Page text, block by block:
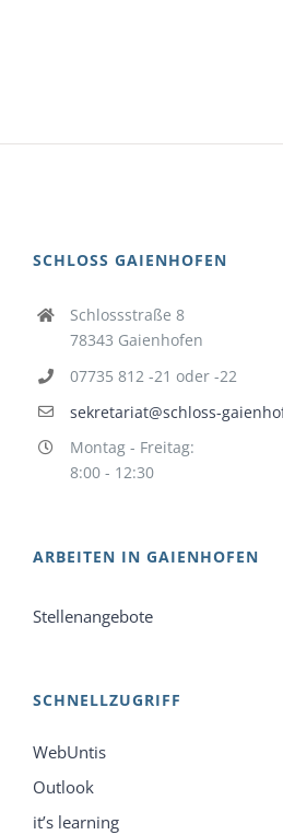
SCHLOSS GAIENHOFEN
Schlossstraße 8
78343 Gaienhofen
07735 812 -21 oder -22
sekretariat@schloss-
Montag - Freitag:
8:00 - 12:30
ARBEITEN IN GAIENHOFEN
Stellenangebote
SCHNELLZUGRIFF
WebUntis
Outlook
it’s learning